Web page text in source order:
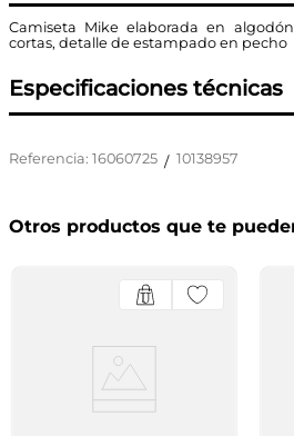
Camiseta Mike elaborada en
cortas, detalle de estampado en pecho
Especificaciones técnicas
Referencia: 16060725 / 10138957
Otros productos que te